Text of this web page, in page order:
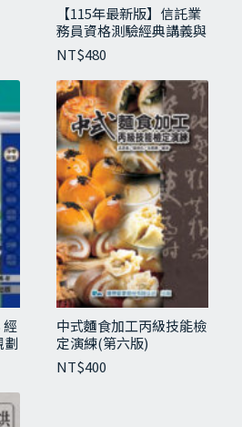
專業能力測驗經典
【115年最新版】信託業
務員資格測驗經典講義與
試題
NT$480
經
劃
中式麵食加工丙級技能檢
定演練(第六版)
NT$400